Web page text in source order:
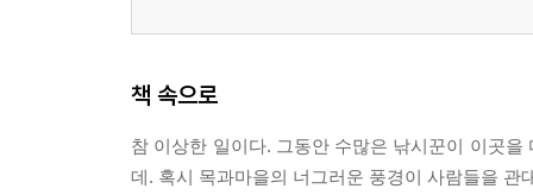
책 속으로
참 이상한 일이다. 그동안 수많은 낚시꾼이 이곳
데. 혹시 목과마을의 너그러운 풍경이 사람들을